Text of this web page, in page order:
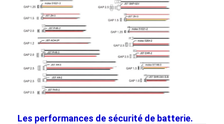
Les performances de sécurité de batterie.